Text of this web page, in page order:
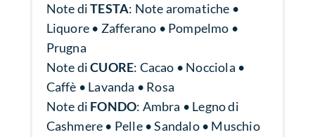
Note diTESTA: Note aromatiche •
Liquore • Zafferano • Pompelmo •
Prugna
Note diCUORE: Cacao • Nocciola •
Caffè • Lavanda • Rosa
Note di FONDO: Ambra • Legno di
Cashmere • Pelle • Sandalo • Muschio